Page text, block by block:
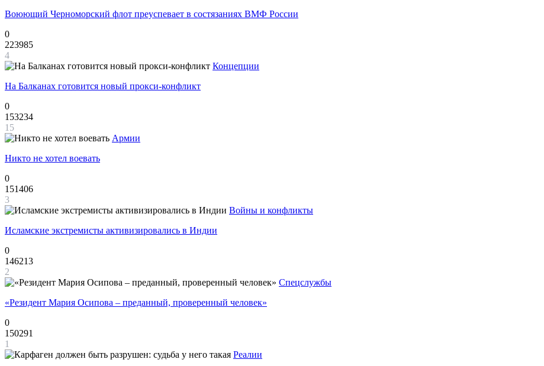
Воюющий Черноморский флот преуспевает в состязаниях ВМФ России
0
223985
4
Концепции
На Балканах готовится новый прокси-конфликт
0
153234
15
Армии
Никто не хотел воевать
0
151406
3
Войны и конфликты
Исламские экстремисты активизировались в Индии
0
146213
2
Спецслужбы
«Резидент Мария Осипова – преданный, проверенный человек»
0
150291
1
Реалии